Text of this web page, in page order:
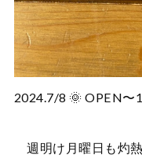
2024.7/8 🌞 OPEN〜
週明け月曜日も灼